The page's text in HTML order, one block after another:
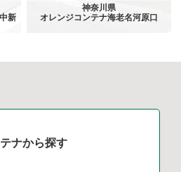
新
神奈川県
オレンジコンテナ海老名河原口
ナから探す